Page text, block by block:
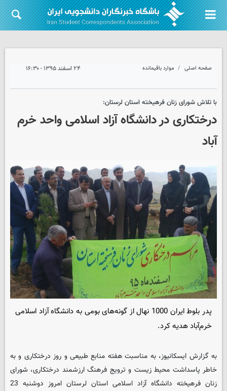
صفحه اصلی موارد باقیمانده ۲۴ اسفند ۱۳۹۵ - ۱۶:۳۰
با تلاش شورای زنان فرهیخته استان لرستان:
درختکاری در دانشگاه آزاد اسلامی واحد خرم
آباد
پدر بلوط ایران 1000 نهال از گونه‌های بومی به دانشگاه آزاد اسلامی
خرم‌آباد هدیه کرد.
به گزارش ایسکانیوز، به مناسبت هفته منابع طبیعی و روز درختکاری و به
خاطر پاسداشت محیط زیست و ترویج فرهنگ ارزشمند درختکاری، شورای
زنان فرهیخته دانشگاه آزاد اسلامی استان لرستان امروز دوشنبه 23